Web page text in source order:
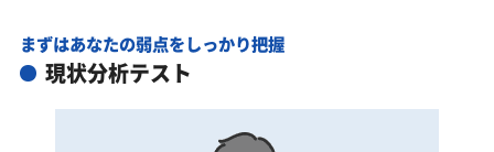
まずはあなたの弱点をしっかり把握
現状分析テスト